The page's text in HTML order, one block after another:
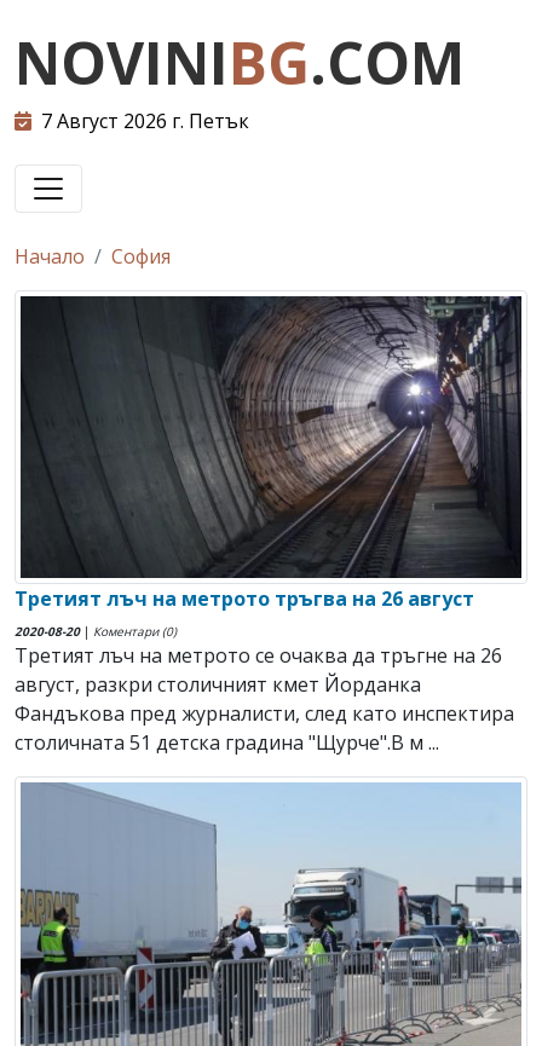
NOVINIBG.COM
7 Август 2026 г. Петък
Начало София
Третият лъч на метрото тръгва на 26 август
2020-08-20| Коментари (0)
Третият лъч на метрото се очаква да тръгне на 26
август, разкри столичният кмет Йорданка
Фандъкова пред журналисти, след като инспектира
столичната 51 детска градина "Щурче".В м ...